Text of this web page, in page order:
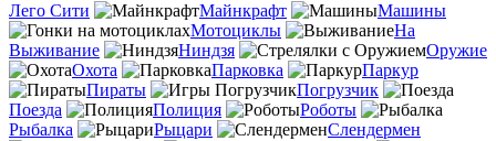
Лего Сити
Майнкрафт
Машины
Мотоциклы
На
Выживание
Ниндзя
Оружие
Охота
Парковка
Паркур
Пираты
Погрузчик
Поезда
Полиция
Роботы
Рыбалка
Рыцари
Слендермен